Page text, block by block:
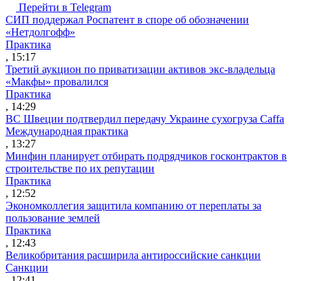
Перейти в Telegram
СИП поддержал Роспатент в споре об обозначении
«Нетдолгофф»
Практика
, 15:17
Третий аукцион по приватизации активов экс-владельца
«Макфы» провалился
Практика
, 14:29
ВС Швеции подтвердил передачу Украине сухогруза Caffa
Международная практика
, 13:27
Минфин планирует отбирать подрядчиков госконтрактов в
строительстве по их репутации
Практика
, 12:52
Экономколлегия защитила компанию от переплаты за
пользование землей
Практика
, 12:43
Великобритания расширила антироссийские санкции
Санкции